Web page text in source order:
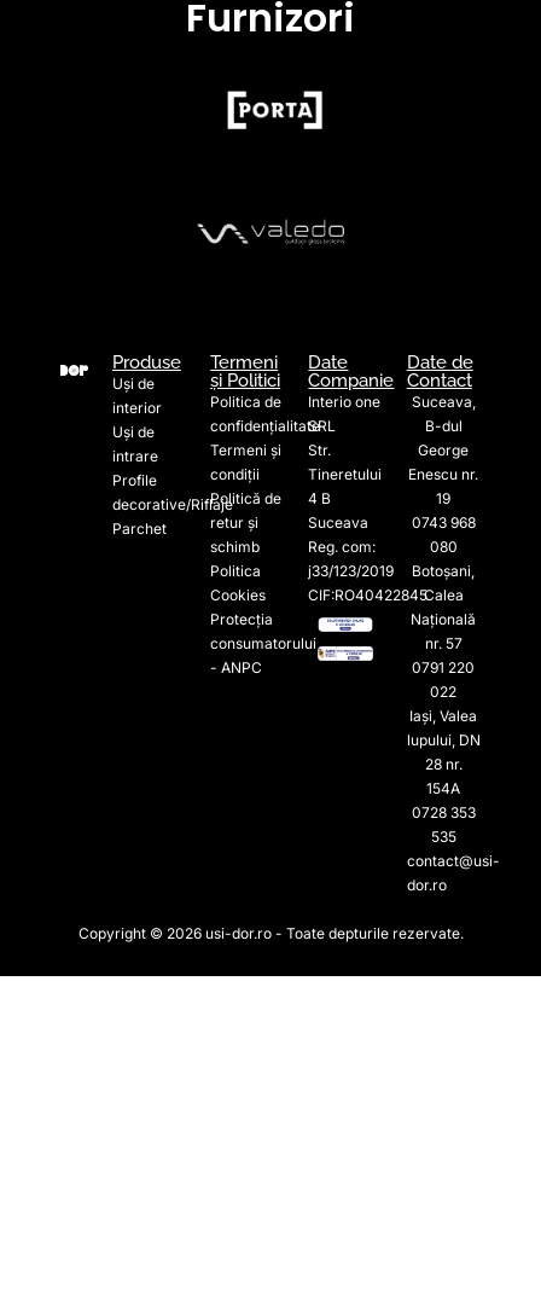
Furnizori
Produse
Uși de
interior
Uși de
intrare
Profile
decorative/Riflaje
Parchet
Termeni
și Politici
Politica de
confidențialitate
Termeni și
condiții
Politică de
retur și
schimb
Politica
Cookies
Protecția
consumatorului
- ANPC
Date
Companie
Interio one
SRL
Str.
Tineretului
4 B
Suceava
Reg. com:
j33/123/2019
CIF:RO40422845
Date de
Contact
Suceava,
B-dul
George
Enescu nr.
19
0743 968
080
Botoșani,
Calea
Națională
nr. 57
0791 220
022​
Iași, Valea
lupului, DN
28 nr.
154A
0728 353
535​
contact@usi-
dor.ro
Copyright © 2026 usi-dor.ro - Toate depturile rezervate.